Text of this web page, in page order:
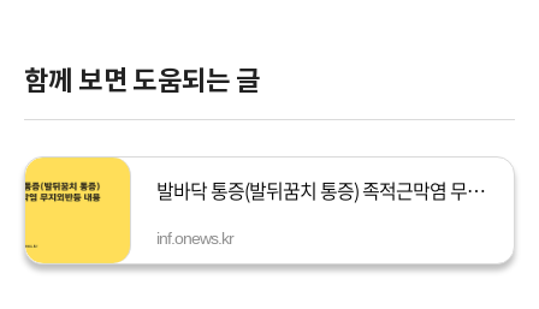
함께 보면 도움되는 글
발바닥 통증(발뒤꿈치 통증) 족적근막염 무지외반등 내용 정리
inf.onews.kr